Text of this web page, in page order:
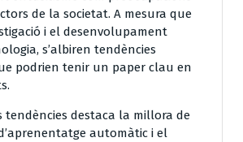
de la societat. A mesura que
i el desenvolupament
s’albiren tendències
podrien tenir un paper clau en
tendències destaca la millora de
automàtic i el